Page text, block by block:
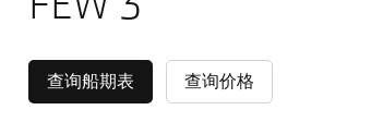
查询船期表 查询价格